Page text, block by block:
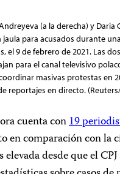
(a la derecha) y Daria
jaula para acusados durante
el 9 de febrero de 2021. Las
para el canal televisivo
masivas protestas en
reportajes en directo.
cuenta con19
en comparación con la
elevada desde que el